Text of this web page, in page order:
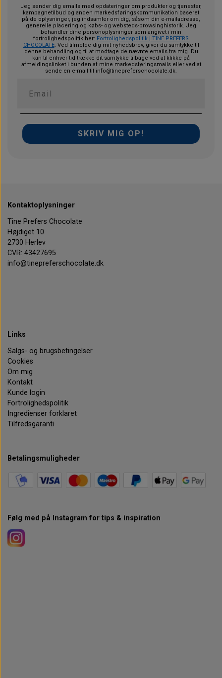
Jeg sender dig emails med opdateringer om produkter og tjenester,
kampagnetilbud og anden markedsføringskommunikation baseret
på de oplysninger, jeg indsamler om dig, såsom din e-mailadresse,
generelle placering og købs- og websteds-browsinghistorik. Jeg
behandler dine personoplysninger som angivet i min
fortrolighedspolitik her: Fortrolighedspolitik | TINE PREFERS
CHOCOLATE. Ved tilmelde dig mit nyhedsbrev, giver du samtykke til
denne behandling og til at modtage de nævnte emails fra mig. Du
kan til enhver tid trække dit samtykke tilbage ved at klikke på
afmeldingslinket i bunden af mine markedsføringsmails eller ved at
sende en e-mail til info@tinepreferschocolate.dk.
SKRIV MIG OP!
Kontaktoplysninger
Tine Prefers Chocolate
Højdiget 10
2730 Herlev
CVR: 43427695
info@tinepreferschocolate.dk
Links
Salgs- og brugsbetingelser
Cookies
Om mig
Kontakt
Kunde login
Fortrolighedspolitik
Ingredienser forklaret
Tilfredsgaranti
Betalingsmuligheder
Følg med på Instagram for tips & inspiration